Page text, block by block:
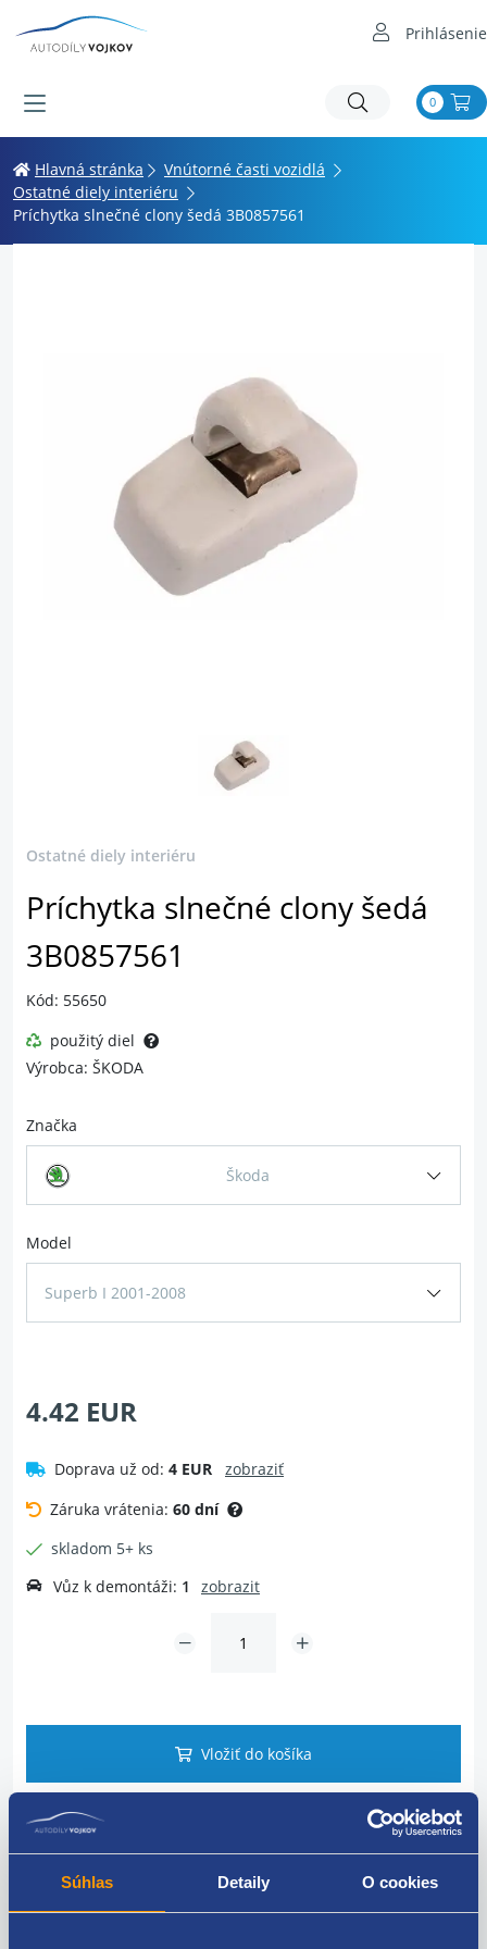
Súhlas Detaily O cookies
Prihlásenie
0
Hlavná stránka
Vnútorné časti vozidlá
Ostatné diely interiéru
Príchytka slnečné clony šedá 3B0857561
Ostatné diely interiéru
Príchytka slnečné clony šedá
3B0857561
Kód: 55650
použitý diel
Výrobca: ŠKODA
Značka
Škoda
Model
Superb I 2001-2008
4.42 EUR
Doprava už od: 4 EUR
zobraziť
Záruka vrátenia: 60 dní
skladom 5+ ks
Vůz k demontáži: 1 zobrazit
Vložiť do košíka